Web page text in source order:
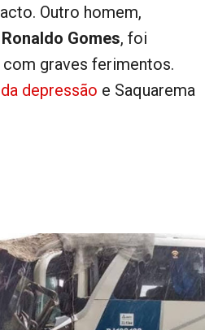
Outro homem,
Ronaldo Gomes, foi
graves ferimentos.
depressão e Saquarema